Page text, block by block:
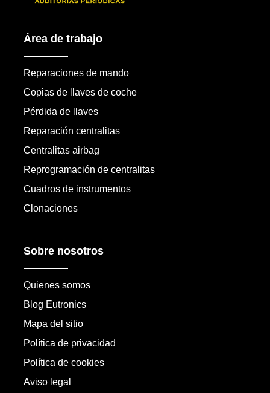
Área de trabajo
Reparaciones de mando
Copias de llaves de coche
Pérdida de llaves
Reparación centralitas
Centralitas airbag
Reprogramación de centralitas
Cuadros de instrumentos
Clonaciones
Sobre nosotros
Quienes somos
Blog Eutronics
Mapa del sitio
Política de privacidad
Política de cookies
Aviso legal